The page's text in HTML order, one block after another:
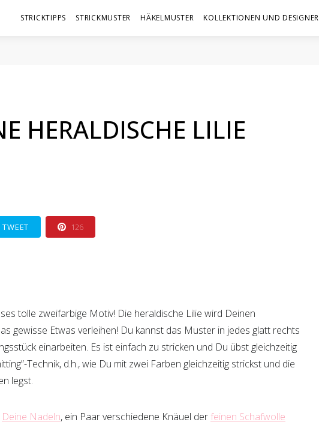
STRICKTIPPS STRICKMUSTER HÄKELMUSTER KOLLEKTIONEN UND DESIGNER
HERALDISCHE LILIE
TWEET 126
tolle zweifarbige Motiv! Die heraldische Lilie wird Deinen
gewisse Etwas verleihen! Du kannst das Muster in jedes glatt rechts
einarbeiten. Es ist einfach zu stricken und Du übst gleichzeitig
Technik, d.h., wie Du mit zwei Farben gleichzeitig strickst und die